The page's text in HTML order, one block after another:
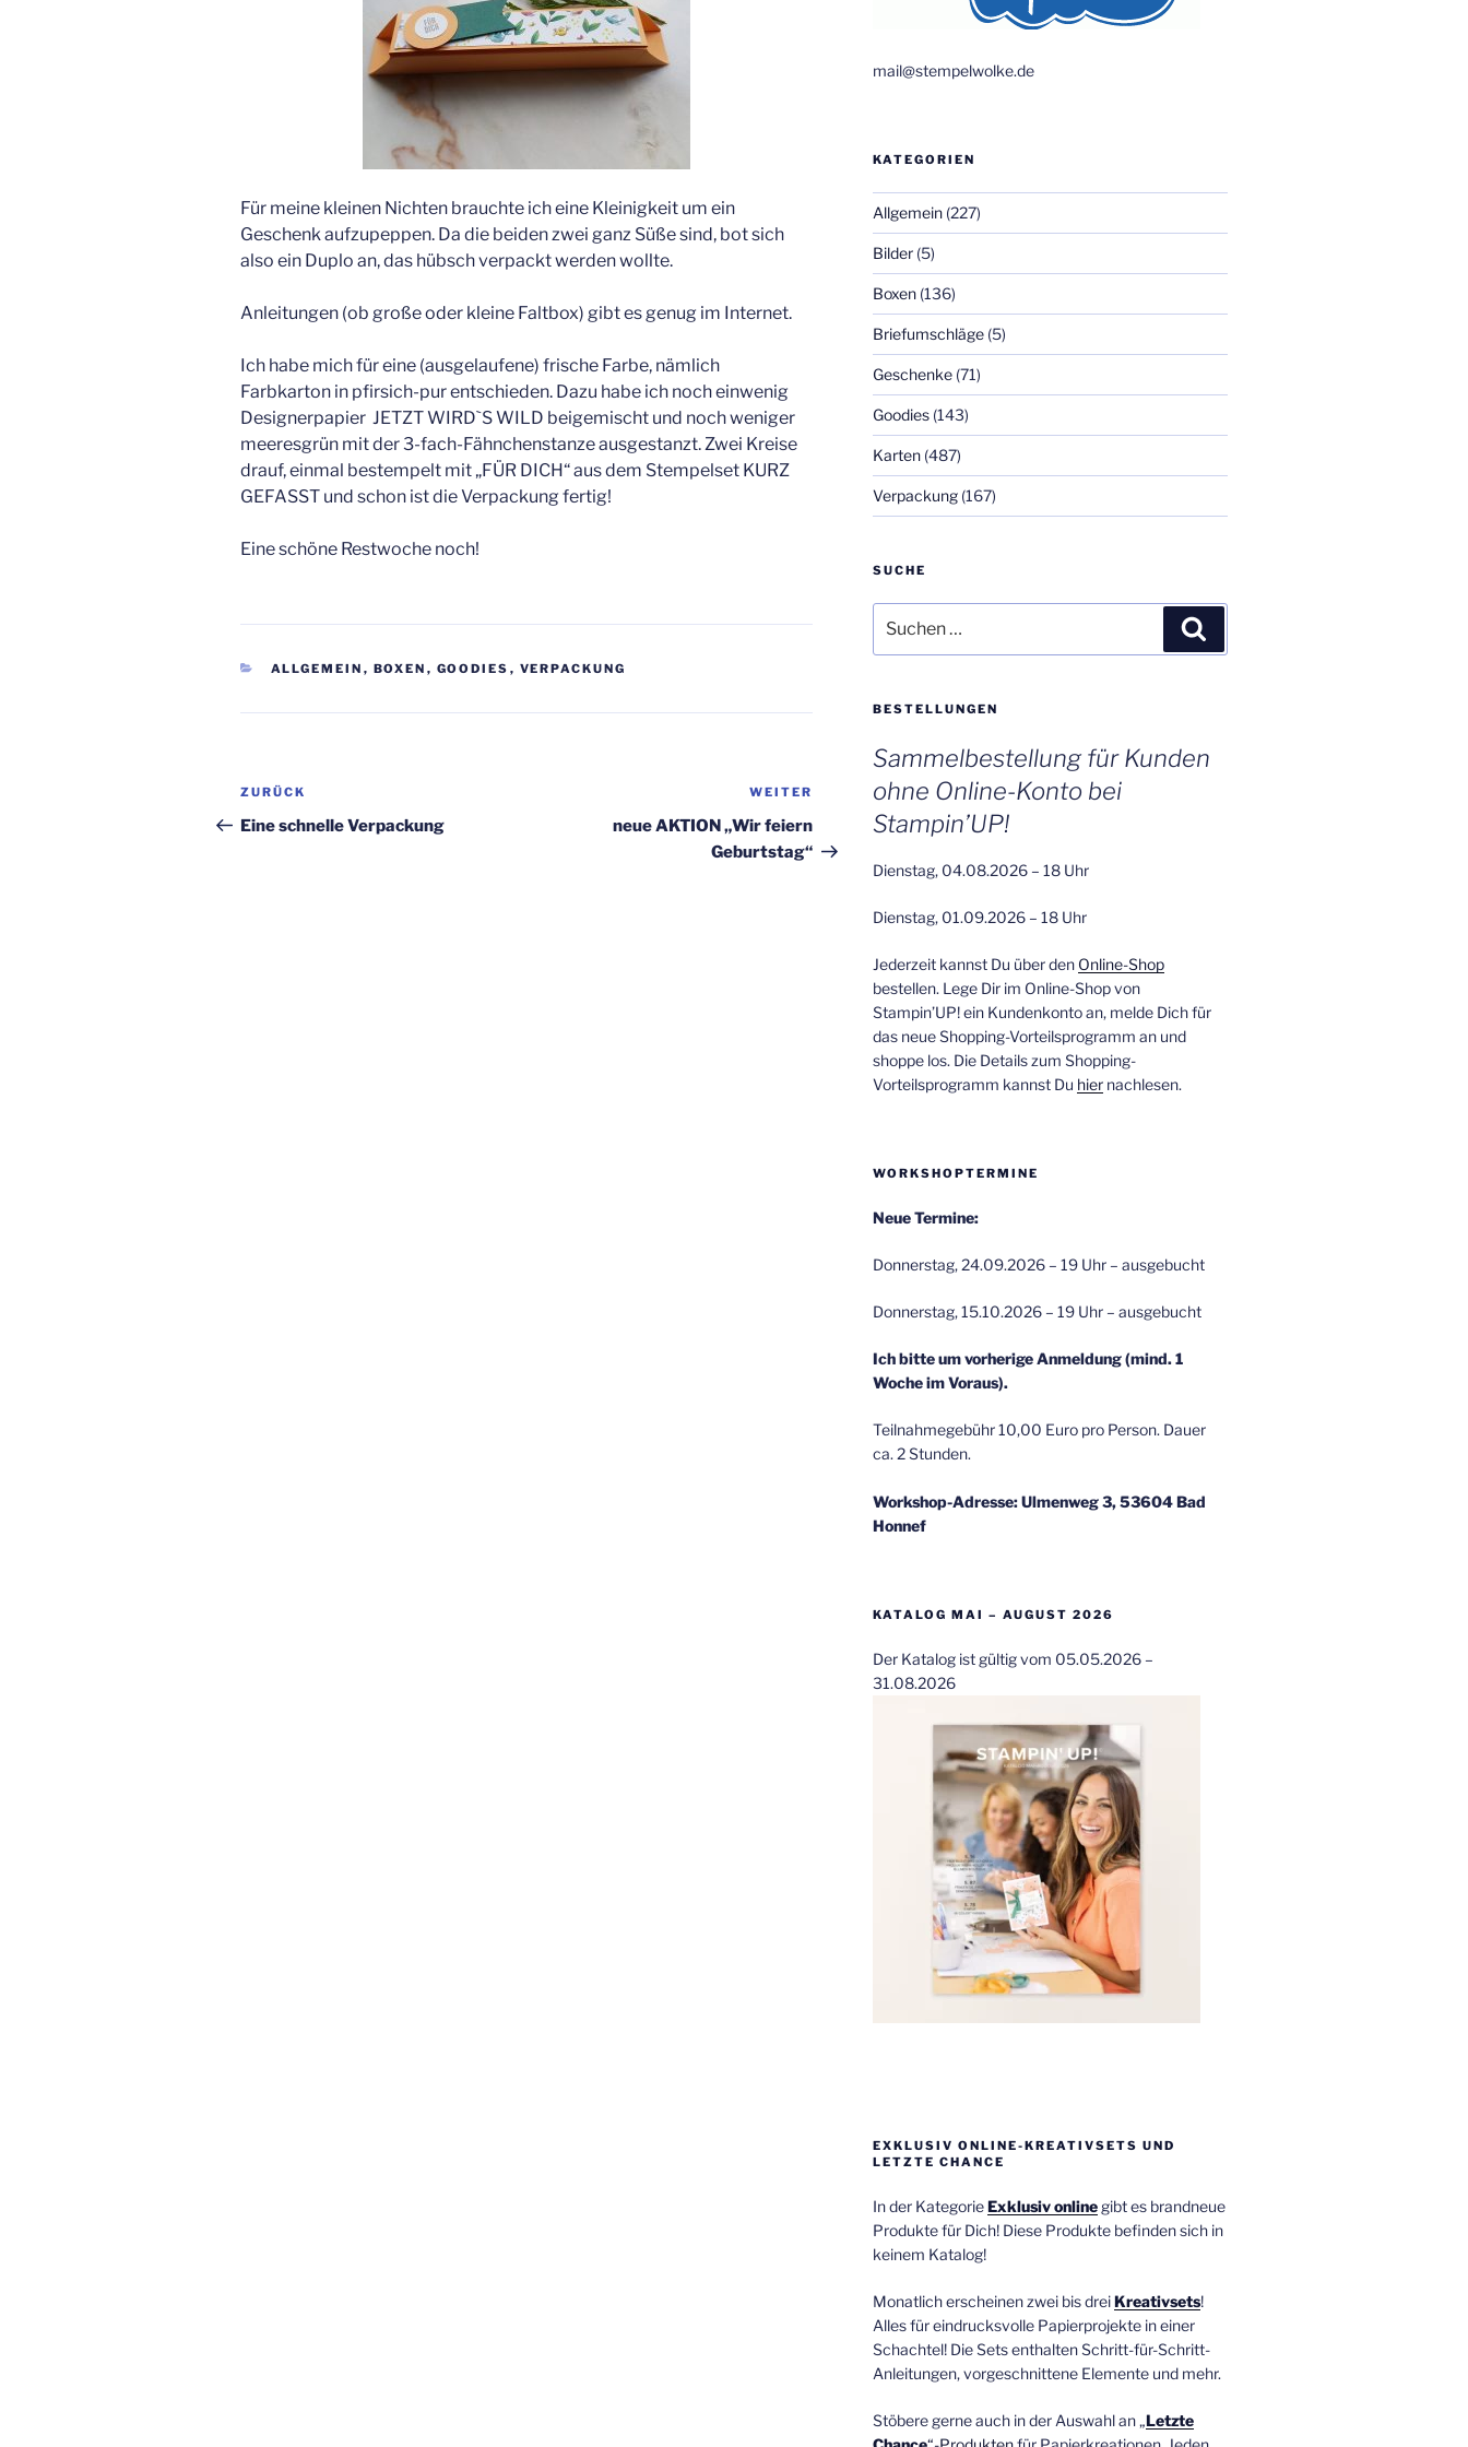
Für meine kleinen Nichten brauchte ich eine Kleinigkeit um ein
Geschenk aufzupeppen. Da die beiden zwei ganz Süße sind, bot sich
also ein Duplo an, das hübsch verpackt werden wollte.
Anleitungen (ob große oder kleine Faltbox) gibt es genug im Internet.
Ich habe mich für eine (ausgelaufene) frische Farbe, nämlich
Farbkarton in pfirsich-pur entschieden. Dazu habe ich noch einwenig
Designerpapier JETZT WIRD`S WILD beigemischt und noch weniger
meeresgrün mit der 3-fach-Fähnchenstanze ausgestanzt. Zwei Kreise
drauf, einmal bestempelt mit „FÜR DICH“ aus dem Stempelset KURZ
GEFASST und schon ist die Verpackung fertig!
Eine schöne Restwoche noch!
KATEGORIEN
ALLGEMEIN , BOXEN , GOODIES , VERPACKUNG
Beitragsnavigation
Vorheriger
Beitrag
ZURÜCK
Eine schnelle Verpackung
Nächster
Beitrag
WEITER
neue AKTION „Wir feiern
Geburtstag“
mail@stempelwolke.de
KATEGORIEN
Allgemein(227)
Bilder(5)
Boxen(136)
Briefumschläge(5)
Geschenke(71)
Goodies(143)
Karten(487)
Verpackung(167)
SUCHE
nach:
BESTELLUNGEN
Sammelbestellung für Kunden
ohne Online-Konto bei
Stampin’UP!
Dienstag, 04.08.2026 – 18 Uhr
Dienstag, 01.09.2026 – 18 Uhr
Jederzeit kannst Du über den Online-Shop
bestellen. Lege Dir im Online-Shop von
Stampin’UP! ein Kundenkonto an, melde Dich für
das neue Shopping-Vorteilsprogramm an und
shoppe los. Die Details zum Shopping-
Vorteilsprogramm kannst Du hiernachlesen.
WORKSHOPTERMINE
Neue Termine:
Donnerstag, 24.09.2026 – 19 Uhr – ausgebucht
Donnerstag, 15.10.2026 – 19 Uhr – ausgebucht
Ich bitte um vorherige Anmeldung (mind. 1
Woche im Voraus).
Teilnahmegebühr 10,00 Euro pro Person. Dauer
ca. 2 Stunden.
Workshop-Adresse: Ulmenweg 3, 53604 Bad
Honnef
KATALOG MAI – AUGUST 2026
Der Katalog ist gültig vom 05.05.2026 –
31.08.2026
EXKLUSIV ONLINE-KREATIVSETS UND
LETZTE CHANCE
In der KategorieExklusiv onlinegibt es brandneue
Produkte für Dich! Diese Produkte befinden sich in
keinem Katalog!
Monatlich erscheinen zwei bis drei Kreativsets!
Alles für eindrucksvolle Papierprojekte in einer
Schachtel! Die Sets enthalten Schritt-für-Schritt-
Anleitungen, vorgeschnittene Elemente und mehr.
Stöbere gerne auch in der Auswahl an „Letzte